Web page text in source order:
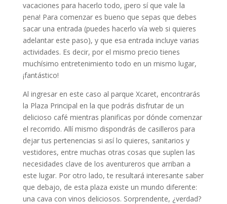
vacaciones para hacerlo todo, ¡pero sí que vale la
pena! Para comenzar es bueno que sepas que debes
sacar una entrada (puedes hacerlo vía web si quieres
adelantar este paso), y que esa entrada incluye varias
actividades. Es decir, por el mismo precio tienes
muchísimo entretenimiento todo en un mismo lugar,
¡fantástico!
Al ingresar en este caso al parque Xcaret, encontrarás
la Plaza Principal en la que podrás disfrutar de un
delicioso café mientras planificas por dónde comenzar
el recorrido. Allí mismo dispondrás de casilleros para
dejar tus pertenencias si así lo quieres, sanitarios y
vestidores, entre muchas otras cosas que suplen las
necesidades clave de los aventureros que arriban a
este lugar. Por otro lado, te resultará interesante saber
que debajo, de esta plaza existe un mundo diferente:
una cava con vinos deliciosos. Sorprendente, ¿verdad?